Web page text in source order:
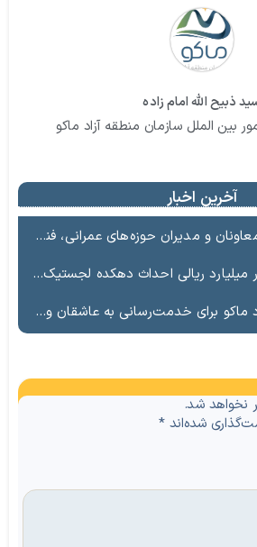
ذبیح الله امام زاده
بین الملل سازمان منطقه آزاد ماکو
آخرین اخبار
فنی، شهرسازی، محیط‌زیست، خدمات شهری و لجستیک ۱۸ منطقه آزاد در سال ۱۴۰۵ برگزار شد
به عاشقان ولایت در آیین وداع و تشییع قائد امت
نخواهد شد.
شده‌اند*